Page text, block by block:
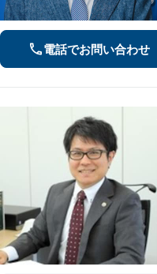
電話でお問い合わせ